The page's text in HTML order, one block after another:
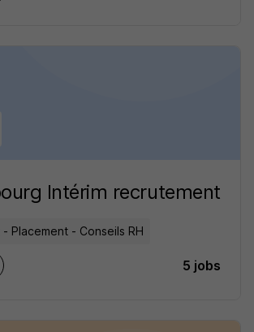
Intérim recrutement
Placement - Conseils RH
5 jobs